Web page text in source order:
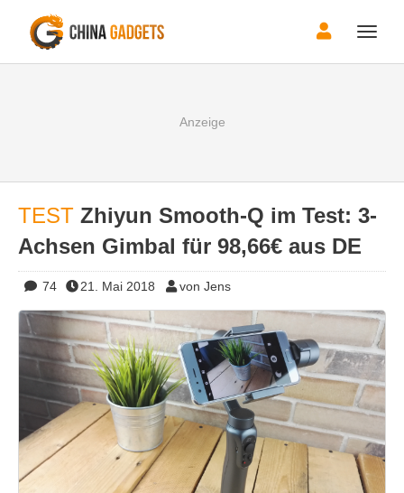
Toggle
TEST Zhiyun Smooth-Q im Test: 3-
Achsen Gimbal für 98,66€ aus DE
74 21. Mai 2018 von Jens